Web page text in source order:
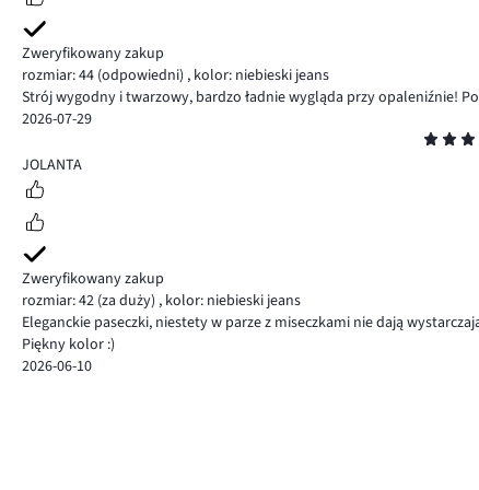
Zweryfikowany zakup
rozmiar: 44 (odpowiedni) , kolor: niebieski jeans
Strój wygodny i twarzowy, bardzo ładnie wygląda przy opaleniźnie!
2026-07-29
5
JOLANTA
Zweryfikowany zakup
rozmiar: 42 (za duży) , kolor: niebieski jeans
Eleganckie paseczki, niestety w parze z miseczkami nie dają
Piękny kolor :)
2026-06-10